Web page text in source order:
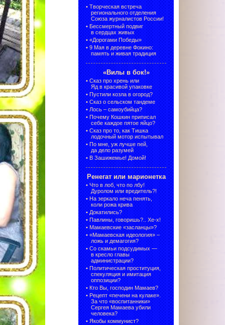
• Творческая встреча
регионального отделения
Союза журналистов России!
• Бессмертный подвиг
в сердцах живых
• «Дорогами Победы»
• 9 Мая в деревне Фокино:
память и живая традиция
«Вилы в бок!»
• Сказ про хрень или
Яд в красивой упаковке
• Пустили козла в огород?
• Сказ о сельском тандеме
• Лось – самоубийца?
• Почему Кошкин приписал
себе каждое пятое яйцо?
• Сказ про то, как Тишка
лодочный мотор испытывал
• По мне, уж лучше пей,
да дело разумей
• В Зашижемье! Домой!
Ренегат или марионетка
• Что в лоб, что по лбу!
Дуролом или вредитель?!
• На зеркало неча пенять,
коли рожа крива
• Докатились?
• Павлины, говоришь?.. Хе-х!
• Мамаевские «засланцы»?
• «Мамаевская идеология» –
ложь и демагогия?
• Со скамьи подсудимых —
в кресло главы
администрации?
• Политическая проституция,
спекуляция и имитация
оппозиции?
• Кто Вы, господин Мамаев?
• Рецепт «печени на кулаке».
За что «воспитанники»
Сергея Мамаева убили
человека?
• Якобы коммунист?